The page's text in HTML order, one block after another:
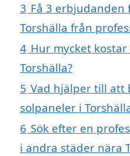
3 Få 3 erbjudanden
Torshälla från
4 Hur mycket
Torshälla?
5 Vad hjälper till att
solpaneler i
6 Sök efter en
i andra städer nära